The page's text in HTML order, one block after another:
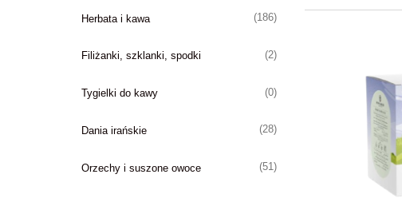
Herbata i kawa (186)
Filiżanki, szklanki, spodki (2)
Tygielki do kawy (0)
Dania irańskie (28)
Orzechy i suszone owoce (51)